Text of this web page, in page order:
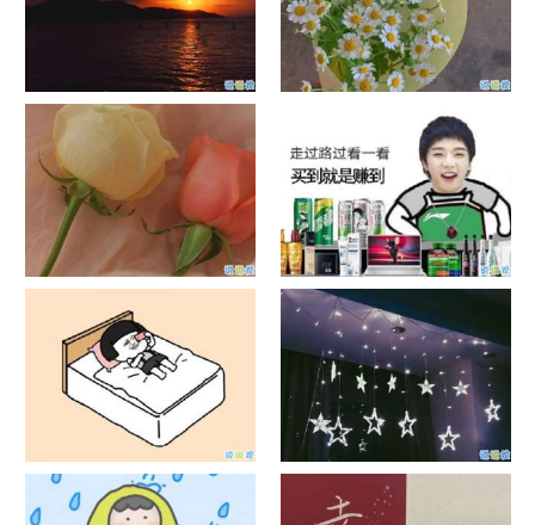
日出文案温柔句子 看日出的微
信说说配图
晒风景照的唯美说说配图 适合
发风景的朋友圈文案
官宣恋爱的说说配图 官宣句子
抖音摆地摊文案 摆地摊的搞笑
说说带图片
谐音梗土味情话大全带图片 油
腻搞笑的土味情话
很酷的霸气句子带图片 最新霸
气说说高冷范